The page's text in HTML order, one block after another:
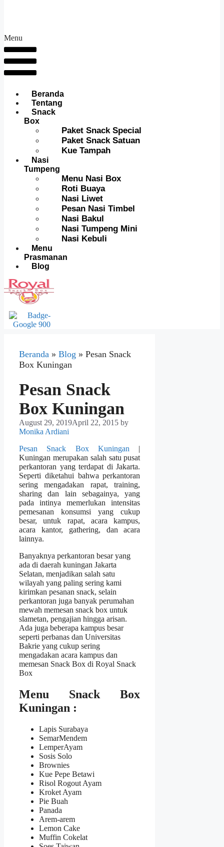
Menu
Beranda
Tentang
Snack
Box
Paket Snack Special
Paket Snack Satuan
Kue Tampah
Nasi
Tumpeng
Menu Nasi Box
Roti Buaya
Nasi Liwet
Pesan Nasi Timbel
Nasi Bakul
Nasi Tumpeng Mini
Nasi Kebuli
Menu
Prasmanan
Blog
Beranda » Blog » Pesan Snack
Box Kuningan
Pesan Snack
Box Kuningan
August 29, 2019April 22, 2015 by
Monika Ardiani
Pesan Snack Box Kuningan |
Kuningan merupakan salah satu pusat
perkantoran yang terdapat di Jakarta.
Seperti diketahui bahwa perkantoran
sering mengadakan rapat, training,
sharing dan lain sebagainya, yang
pada intinya memerlukan intensitas
pemesanan konsumsi yang cukup
besar, untuk rapat, acara kampus,
acara kantor, gathering, dan acara
lainnya.
Banyaknya perkantoran besar yang
ada di daerah kuningan Jakarta
Selatan, menjadikan salah satu
wilayah yang paling sering kami
kirimkan pesanan snack, selain
perkantoran juga banyak perumahan
mewah memesan snack box untuk
slametan, pengajian hingga arisan.
Ada juga beberapa kampus besar
seperti perbanas dan Universitas
Bakrie yang cukup sering
mengadakan acara kampus dan
memesan Snack Box di Royal Snack
Box
Menu Snack Box
Kuningan :
Lapis Surabaya
SemarMendem
LemperAyam
Sosis Solo
Brownies
Kue Pepe Betawi
Risol Rogout Ayam
Kroket Ayam
Pie Buah
Panada
Arem-arem
Lemon Cake
Muffin Cokelat